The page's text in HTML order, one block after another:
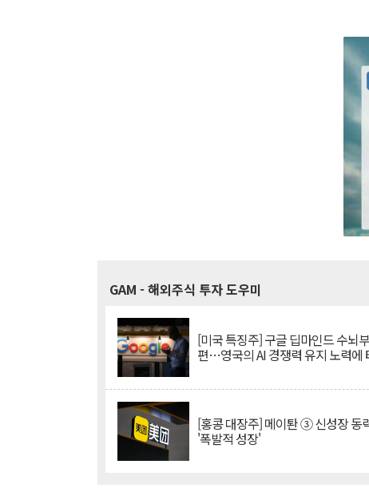
GAM - 해외주식 투자 도우미
[미국 특징주] 구글 딥마인드 수뇌
편…영국의 AI 경쟁력 유지 노력에
[홍콩 대장주] 메이퇀 ③ 신성장 동
'폭발적 성장'